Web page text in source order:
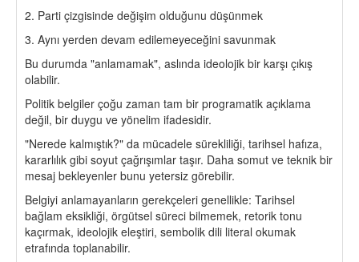
2. Parti çizgisinde değişim olduğunu düşünmek
3. Aynı yerden devam edilemeyeceğini savunmak
Bu durumda "anlamamak", aslında ideolojik bir karşı çıkış
olabilir.
Politik belgiler çoğu zaman tam bir programatik açıklama
değil, bir duygu ve yönelim ifadesidir.
"Nerede kalmıştık?" da mücadele sürekliliği, tarihsel hafıza,
kararlılık gibi soyut çağrışımlar taşır. Daha somut ve teknik bir
mesaj bekleyenler bunu yetersiz görebilir.
Belgiyi anlamayanların gerekçeleri genellikle: Tarihsel
bağlam eksikliği, örgütsel süreci bilmemek, retorik tonu
kaçırmak, ideolojik eleştiri, sembolik dili literal okumak
etrafında toplanabilir.